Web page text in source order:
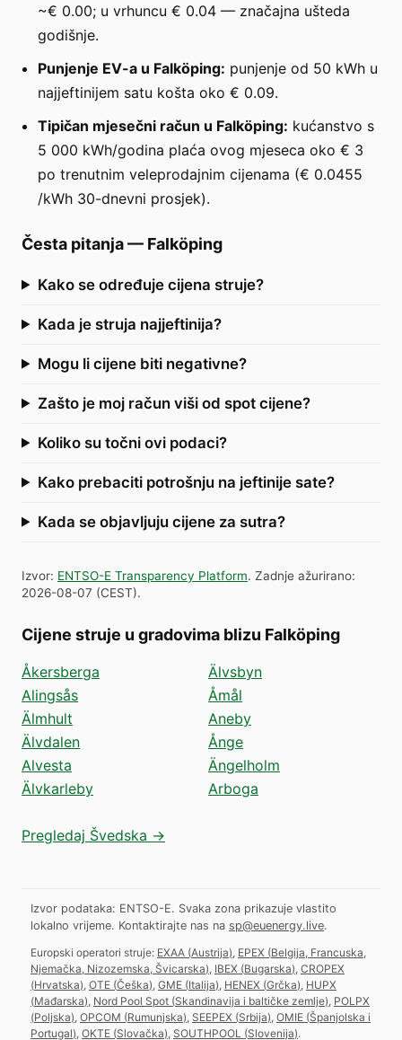
~€ 0.00; u vrhuncu € 0.04 — značajna ušteda
godišnje.
Punjenje EV-a u Falköping: punjenje od 50 kWh u
najjeftinijem satu košta oko € 0.09.
Tipičan mjesečni račun u Falköping: kućanstvo s
5 000 kWh/godina plaća ovog mjeseca oko € 3
po trenutnim veleprodajnim cijenama (€ 0.0455
/kWh 30-dnevni prosjek).
Česta pitanja— Falköping
Kako se određuje cijena struje?
Kada je struja najjeftinija?
Mogu li cijene biti negativne?
Zašto je moj račun viši od spot cijene?
Koliko su točni ovi podaci?
Kako prebaciti potrošnju na jeftinije sate?
Kada se objavljuju cijene za sutra?
Izvor: ENTSO-E Transparency Platform. Zadnje ažurirano:
2026-08-07 (CEST).
Cijene struje u gradovima blizu Falköping
Åkersberga
Alingsås
Älmhult
Älvdalen
Alvesta
Älvkarleby
Älvsbyn
Åmål
Aneby
Ånge
Ängelholm
Arboga
Pregledaj Švedska →
Izvor podataka: ENTSO-E. Svaka zona prikazuje vlastito
lokalno vrijeme. Kontaktirajte nas na sp@euenergy.live.
Europski operatori struje: EXAA (Austrija) EPEX (Belgija, Francuska,
Njemačka, Nizozemska, Švicarska) IBEX (Bugarska) CROPEX
(Hrvatska) OTE (Češka) GME (Italija) HENEX (Grčka) HUPX
(Mađarska) Nord Pool Spot (Skandinavija i baltičke zemlje) POLPX
(Poljska) OPCOM (Rumunjska) SEEPEX (Srbija) OMIE (Španjolska i
Portugal) OKTE (Slovačka) SOUTHPOOL (Slovenija).